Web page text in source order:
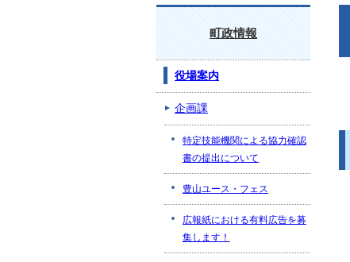
町政情報
役場案内
企画課
特定技能機関による協力確認
書の提出について
豊山ユース・フェス
広報紙における有料広告を募
集します！